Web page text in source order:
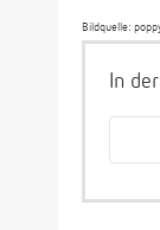
Bildquelle:
In